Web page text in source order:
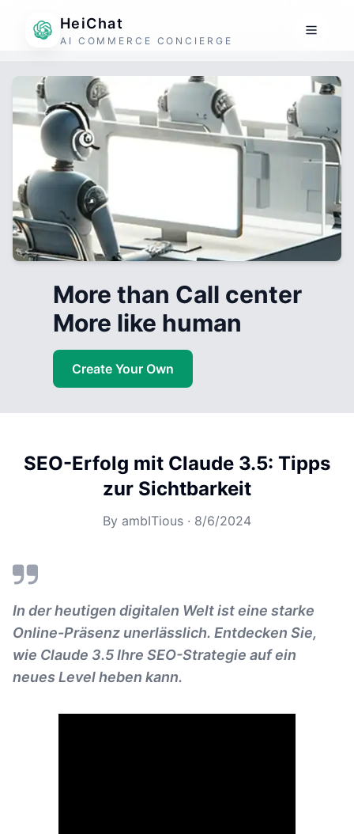
HeiChat
AI COMMERCE CONCIERGE
More than Call center
More like human
Create Your Own
SEO-Erfolg mit Claude 3.5: Tipps
zur Sichtbarkeit
By ambITious · 8/6/2024
In der heutigen digitalen Welt ist eine starke
Online-Präsenz unerlässlich. Entdecken Sie,
wie Claude 3.5 Ihre SEO-Strategie auf ein
neues Level heben kann.